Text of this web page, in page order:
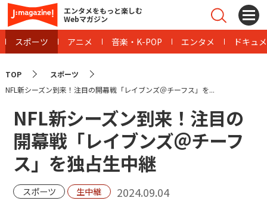
エンタメをもっと楽しむ
Webマガジン
スポーツ アニメ 音楽・K-POP エンタメ ドキュ
TOP
スポーツ
NFL新シーズン到来！注目の開幕戦「レイブンズ＠チーフス」を...
NFL新シーズン到来！注目の
開幕戦「レイブンズ＠チーフ
ス」を独占生中継
スポーツ 生中継 2024.09.04